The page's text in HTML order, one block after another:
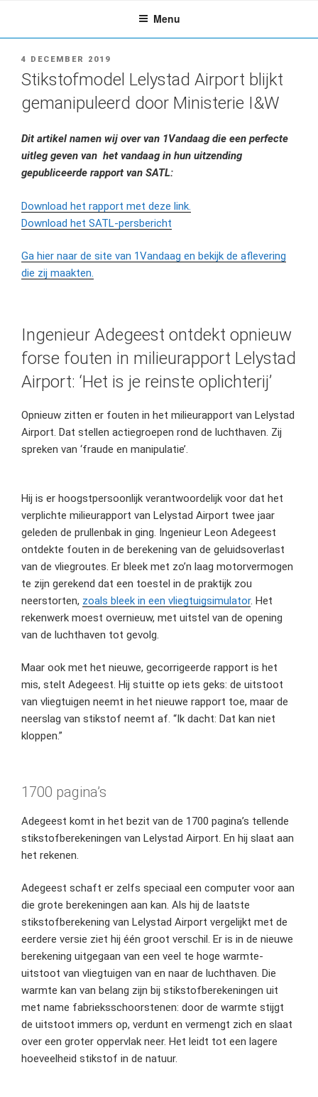
de
inhoud
Menu
GEPLAATST
OP
4 DECEMBER 2019
Stikstofmodel Lelystad Airport blijkt
gemanipuleerd door Ministerie I&W
Dit artikel namen wij over van 1Vandaag die een perfecte
uitleg geven van het vandaag in hun uitzending
gepubliceerde rapport van SATL:
Download het rapport met deze link.
Download het SATL-persbericht
Ga hier naar de site van 1Vandaag en bekijk de aflevering
die zij maakten.
Ingenieur Adegeest ontdekt opnieuw
forse fouten in milieurapport Lelystad
Airport: ‘Het is je reinste oplichterij’
Opnieuw zitten er fouten in het milieurapport van Lelystad
Airport. Dat stellen actiegroepen rond de luchthaven. Zij
spreken van ‘fraude en manipulatie’.
Hij is er hoogstpersoonlijk verantwoordelijk voor dat het
verplichte milieurapport van Lelystad Airport twee jaar
geleden de prullenbak in ging. Ingenieur Leon Adegeest
ontdekte fouten in de berekening van de geluidsoverlast
van de vliegroutes. Er bleek met zo’n laag motorvermogen
te zijn gerekend dat een toestel in de praktijk zou
neerstorten, zoals bleek in een vliegtuigsimulator. Het
rekenwerk moest overnieuw, met uitstel van de opening
van de luchthaven tot gevolg.
Maar ook met het nieuwe, gecorrigeerde rapport is het
mis, stelt Adegeest. Hij stuitte op iets geks: de uitstoot
van vliegtuigen neemt in het nieuwe rapport toe, maar de
neerslag van stikstof neemt af. “Ik dacht: Dat kan niet
kloppen.”
1700 pagina’s
Adegeest komt in het bezit van de 1700 pagina’s tellende
stikstofberekeningen van Lelystad Airport. En hij slaat aan
het rekenen.
Adegeest schaft er zelfs speciaal een computer voor aan
die grote berekeningen aan kan. Als hij de laatste
stikstofberekening van Lelystad Airport vergelijkt met de
eerdere versie ziet hij één groot verschil. Er is in de nieuwe
berekening uitgegaan van een veel te hoge warmte-
uitstoot van vliegtuigen van en naar de luchthaven. Die
warmte kan van belang zijn bij stikstofberekeningen uit
met name fabrieksschoorstenen: door de warmte stijgt
de uitstoot immers op, verdunt en vermengt zich en slaat
over een groter oppervlak neer. Het leidt tot een lagere
hoeveelheid stikstof in de natuur.